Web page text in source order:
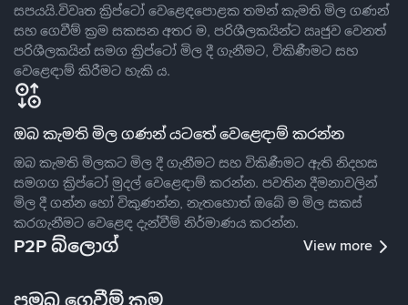
සපයයි.විවෘත ක්‍රිප්ටෝ වෙළෙඳපොළක තමන් කැමති මිල ගණන්
සහ ගෙවීම් ක්‍රම සකසන අතර ම, පරිශීලකයින්ට ඍජුව වෙනත්
පරිශීලකයින් සමග ක්‍රිප්ටෝ මිල දී ගැනීමට, විකිණීමට සහ
වෙළෙඳාම් කිරීමට හැකි ය.
ඔබ කැමති මිල ගණන් යටතේ වෙළෙඳාම් කරන්න
ඔබ කැමති මිලකට මිල දී ගැනීමට සහ විකිණීමට ඇති නිදහස
සමගග ක්‍රිප්ටෝ මුදල් වෙළෙඳාම් කරන්න. පවතින දීමනාවලින්
මිල දී ගන්න හෝ විකුණන්න, නැතහොත් ඔබේ ම මිල සකස්
කරගැනීමට වෙළෙඳ දැන්වීම් නිර්මාණය කරන්න.
P2P බ්ලොග් View more